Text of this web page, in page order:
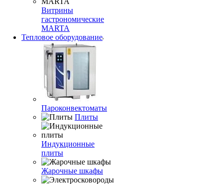
Витрины
гастрономические
MARTA
Тепловое оборудование
Пароконвектоматы
Плиты
Индукционные
плиты
Жарочные шкафы